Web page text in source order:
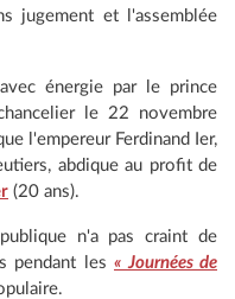
jugement et l'assemblée
énergie par le prince
le 22 novembre
l'empereur Ferdinand Ier,
abdique au profit de
(20 ans).
n'a pas craint de
pendant les « Journées de